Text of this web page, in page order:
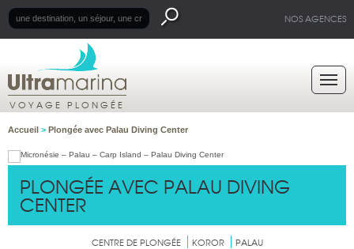
NOS AGENCES
VOYAGE PLONGÉE
Accueil > Plongée avec Palau Diving Center
PLONGÉE AVEC PALAU DIVING
CENTER
CENTRE DE PLONGÉE KOROR PALAU